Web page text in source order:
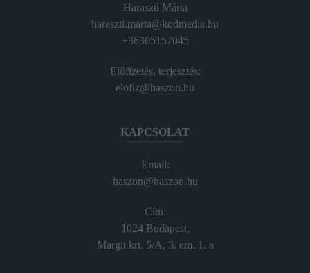
Haraszti Márta
haraszti.marta@kodmedia.hu
+36305157045
Előfizetés, terjesztés:
elofiz@haszon.hu
KAPCSOLAT
Email:
haszon@haszon.hu
Cím:
1024 Budapest,
Margit krt. 5/A, 3. em. 1. a